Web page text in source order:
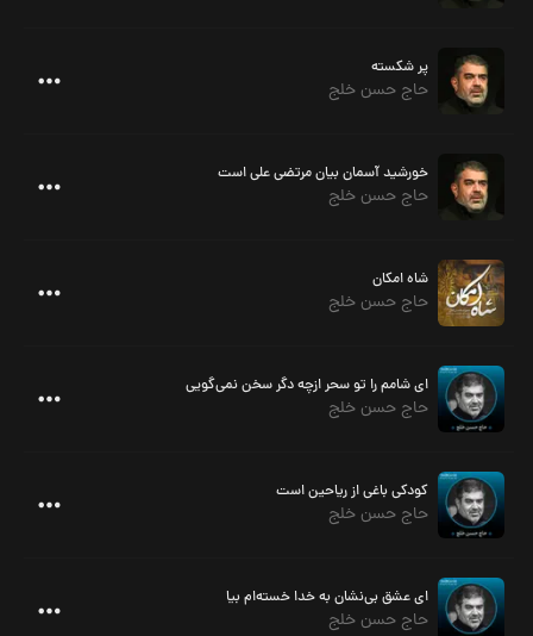
پر شکسته
حاج حسن خلج
خورشید آسمان بیان مرتضی علی است
حاج حسن خلج
شاه امکان
حاج حسن خلج
ای شامم را تو سحر ازچه دگر سخن نمی‌گویی
حاج حسن خلج
کودکی باغی از ریاحین است
حاج حسن خلج
ای عشق بی‌نشان به خدا خسته‌ام بیا
حاج حسن خلج